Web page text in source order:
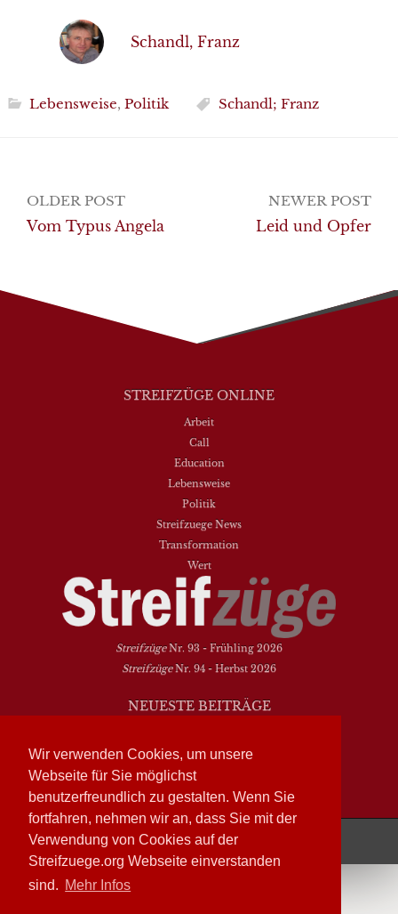
Wir verwenden Cookies, um unsere
Webseite für Sie möglichst
benutzerfreundlich zu gestalten. Wenn Sie
fortfahren, nehmen wir an, dass Sie mit der
Verwendung von Cookies auf der
Streifzuege.org Webseite einverstanden
sind. Mehr Infos
Schandl, Franz
Lebensweise, Politik Schandl; Franz
Post
navigation
OLDER POST
Vom Typus Angela
NEWER POST
Leid und Opfer
STREIFZÜGE ONLINE
Arbeit
Call
Education
Lebensweise
Politik
Streifzuege News
Transformation
Wert
StreifzügeNr. 93 - Frühling 2026
StreifzügeNr. 94 - Herbst 2026
NEUESTE BEITRÄGE
Dasein als Fortsein
Das Elend der Soziologie
Hymne. Kanon. Ohrwurm
Streifzüge läuft mitWordPress